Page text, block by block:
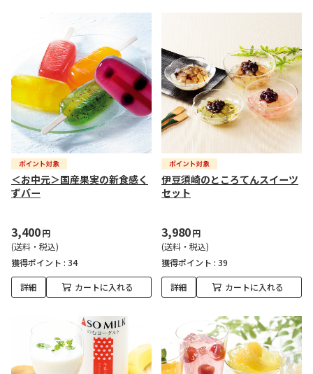
＜お中元＞国産果実の新食感く
ずバー
3,400円
(送料・税込)
獲得ポイント : 34
詳細 カートに入れる
伊豆須崎のところてんスイーツ
セット
3,980円
(送料・税込)
獲得ポイント : 39
詳細 カートに入れる